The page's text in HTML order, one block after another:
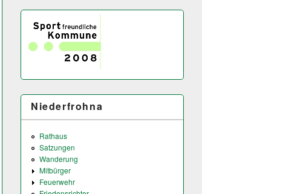
Niederfrohna
Rathaus
Satzungen
Wanderung
Mitbürger
Feuerwehr